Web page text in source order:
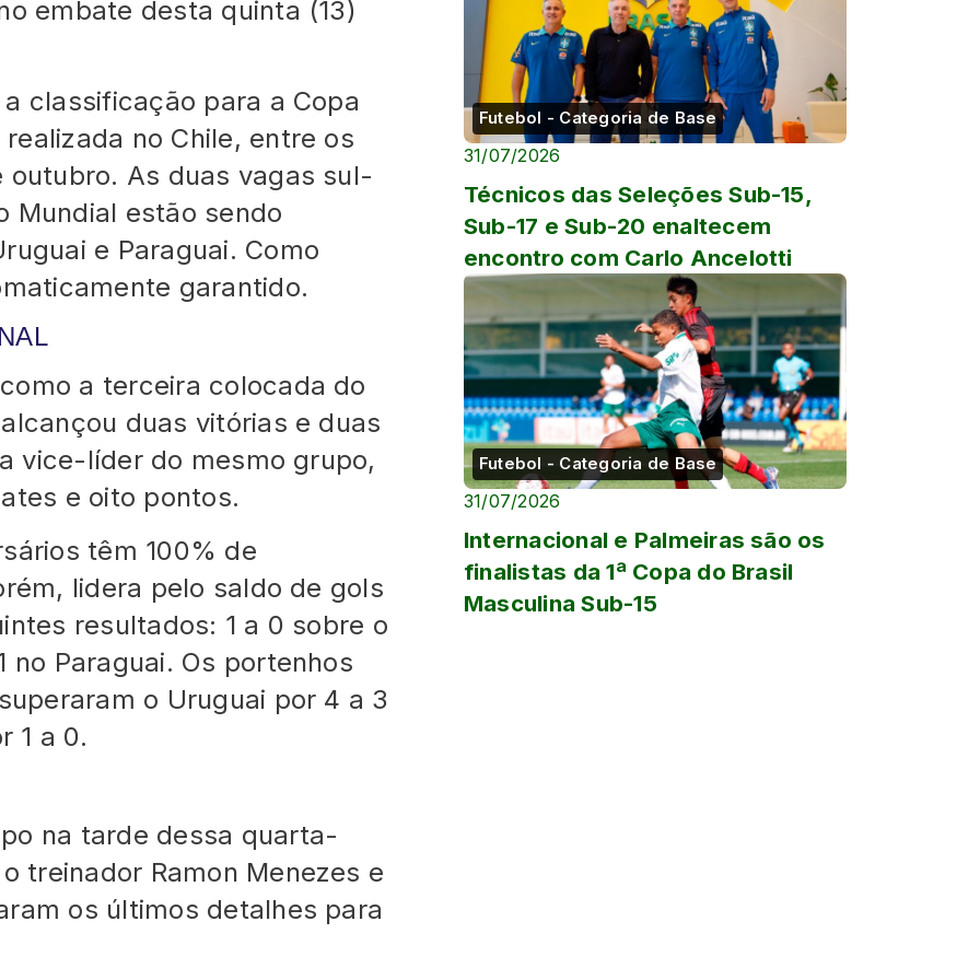
embate desta quinta (13)
classificação para a Copa
no Chile, entre os
outubro. As duas vagas sul-
Mundial estão sendo
e Paraguai. Como
garantido.
a terceira colocada do
duas vitórias e duas
vice-líder do mesmo grupo,
e oito pontos.
têm 100% de
lidera pelo saldo de gols
resultados: 1 a 0 sobre o
no Paraguai. Os portenhos
o Uruguai por 4 a 3
1 a 0.
na tarde dessa quarta-
treinador Ramon Menezes e
os últimos detalhes para
Futebol - Categoria de Base
31/07/2026
Técnicos das Seleções Sub-15,
Sub-17 e Sub-20 enaltecem
encontro com Carlo Ancelotti
Futebol - Categoria de Base
31/07/2026
Internacional e Palmeiras são os
finalistas da 1ª Copa do Brasil
Masculina Sub-15